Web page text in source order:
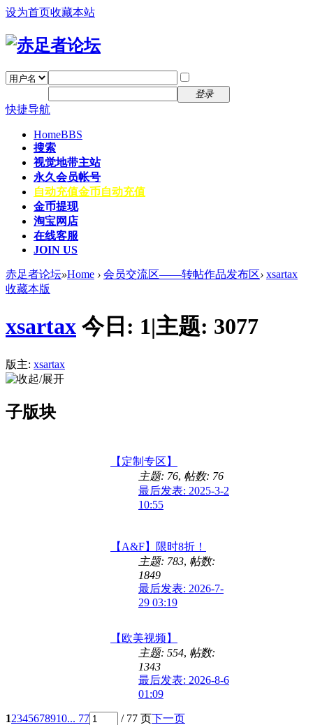
设为首页收藏本站
登录
快捷导航
HomeBBS
搜索
视觉地带主站
永久会员帐号
自动充值金币自动充值
金币提现
淘宝网店
在线客服
JOIN US
赤足者论坛»Home › 会员交流区——转帖作品发布区› xsartax
收藏本版
xsartax 今日: 1|主题: 3077
版主: xsartax
子版块
【定制专区】
主题: 76, 帖数: 76
最后发表: 2025-3-2
10:55
【A&F】限时8折！
主题: 783, 帖数:
1849
最后发表: 2026-7-
29 03:19
【欧美视频】
主题: 554, 帖数:
1343
最后发表: 2026-8-6
01:09
12345678910... 77 / 77 页下一页